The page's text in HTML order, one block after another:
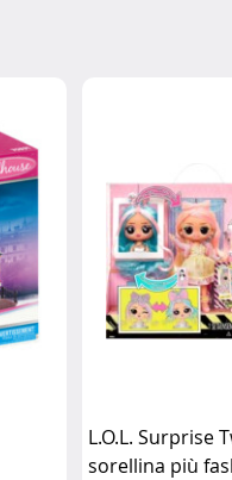
L.O.L. Surprise
sorellina più